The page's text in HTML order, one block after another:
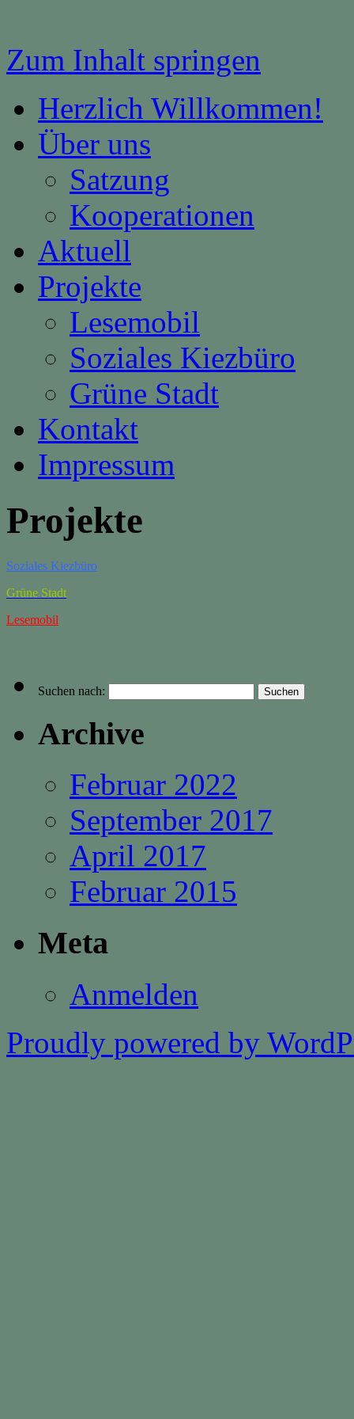
Zum Inhalt springen
Herzlich Willkommen!
Über uns
Satzung
Kooperationen
Aktuell
Projekte
Lesemobil
Soziales Kiezbüro
Grüne Stadt
Kontakt
Impressum
Projekte
Soziales Kiezbüro
Grüne Stadt
Lesemobil
Suchen nach:
Archive
Februar 2022
September 2017
April 2017
Februar 2015
Meta
Anmelden
Proudly powered by